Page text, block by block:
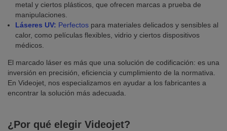
metal y ciertos plásticos, que ofrecen marcas a prueba de
manipulaciones.
Láseres UV: Perfectos para materiales delicados y sensibles al
calor, como películas flexibles, vidrio y ciertos dispositivos
médicos.
El marcado láser es más que una solución de codificación: es una
inversión en precisión, eficiencia y cumplimiento de la normativa.
En Videojet, nos especializamos en ayudar a los fabricantes a
encontrar la solución más adecuada.
¿Por qué elegir Videojet?